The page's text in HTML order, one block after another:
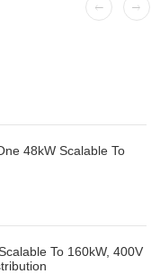
48kW Scalable To
To 160kW, 400V